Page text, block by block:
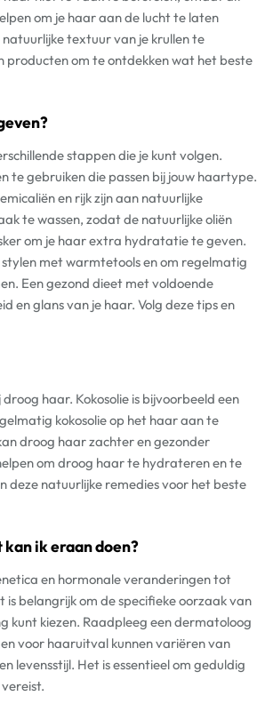
om je haar aan de lucht te laten
textuur van je krullen te
producten om te ontdekken wat het beste
stappen die je kunt volgen.
te gebruiken die passen bij jouw haartype.
en rijk zijn aan natuurlijke
te wassen, zodat de natuurlijke oliën
om je haar extra hydratatie te geven.
met warmtetools en om regelmatig
Een gezond dieet met voldoende
en glans van je haar. Volg deze tips en
haar. Kokosolie is bijvoorbeeld een
kokosolie op het haar aan te
droog haar zachter en gezonder
om droog haar te hydrateren en te
deze natuurlijke remedies voor het beste
ik eraan doen?
en hormonale veranderingen tot
belangrijk om de specifieke oorzaak van
kunt kiezen. Raadpleeg een dermatoloog
voor haaruitval kunnen variëren van
levensstijl. Het is essentieel om geduldig